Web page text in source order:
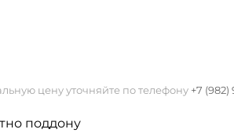
цену уточняйте по телефону +7 (982)
поддону